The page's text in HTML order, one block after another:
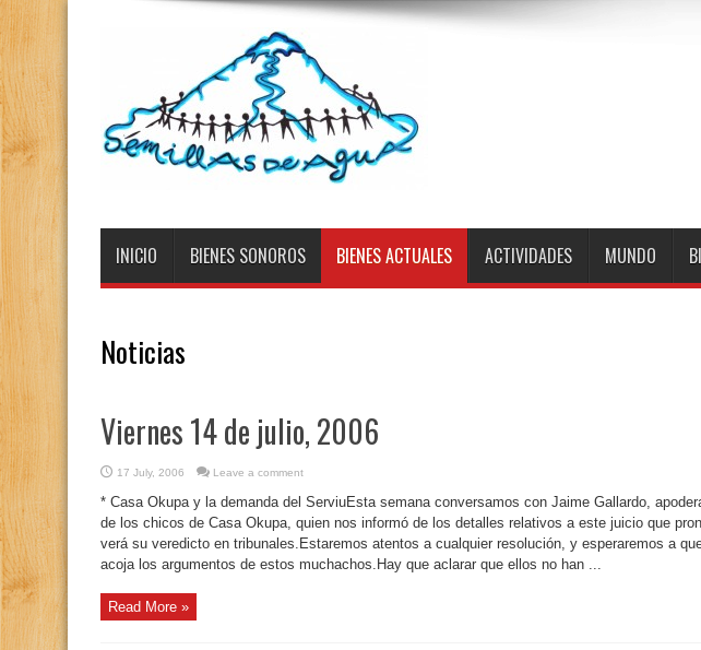
INICIO BIENES SONOROS BIENES ACTUALES ACTIVIDADES MUNDO
Noticias
Viernes 14 de julio, 2006
17 July, 2006 Leave a comment
* Casa Okupa y la demanda del ServiuEsta semana conversamos con Jaime Gallardo,
de los chicos de Casa Okupa, quien nos informó de los detalles relativos a este juicio que
verá su veredicto en tribunales.Estaremos atentos a cualquier resolución, y esperaremos a
acoja los argumentos de estos muchachos.Hay que aclarar que ellos no han ...
Read More »